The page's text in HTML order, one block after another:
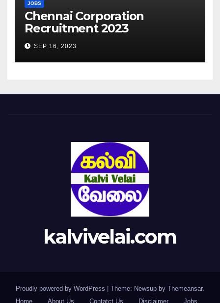
JOBS
Chennai Corporation
Recruitment 2023
SEP 16, 2023
kalvivelai.com
Proudly powered by WordPress | Theme: Newsup by Themeansar.
Home
About Us Contatct Us Disclaimer Jobs